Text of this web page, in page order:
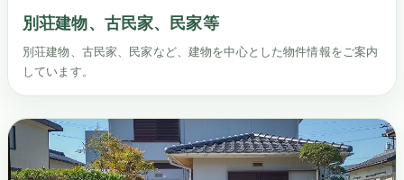
別荘建物、古民家、民家等
別荘建物、古民家、民家など、建物を中心とした物件情報をご案内
しています。